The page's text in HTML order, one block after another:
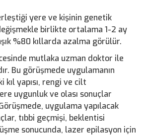
yere ve kişinin genetik
birlikte ortalama 1-2 ay
%80 kıllarda azalma görülür.
mutlaka uzman doktor ile
Bu görüşmede uygulamanın
kıl yapısı, rengi ve cilt
uygunluk ve olası sonuçlar
uygulama yapılacak
tıbbi geçmişi, beklentisi
sonucunda, lazer epilasyon için